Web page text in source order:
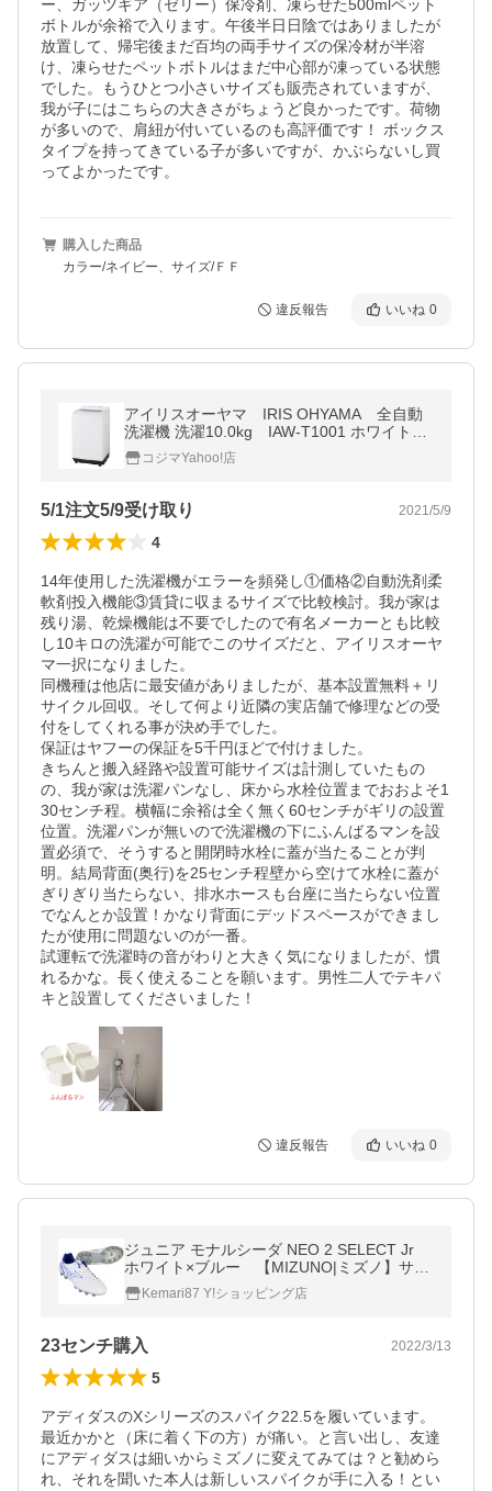
ー、ガッツギア（ゼリー）保冷剤、凍らせた500mlペット
ボトルが余裕で入ります。午後半日日陰ではありましたが
放置して、帰宅後まだ百均の両手サイズの保冷材が半溶
け、凍らせたペットボトルはまだ中心部が凍っている状態
でした。もうひとつ小さいサイズも販売されていますが、
我が子にはこちらの大きさがちょうど良かったです。荷物
が多いので、肩紐が付いているのも高評価です！ ボックス
タイプを持ってきている子が多いですが、かぶらないし買
ってよかったです。
購入した商品
カラー/ネイビー、サイズ/ＦＦ
違反報告 いいね 0
アイリスオーヤマ IRIS OHYAMA 全自動
洗濯機 洗濯10.0kg IAW-T1001 ホワイト
（標準設置無料）
コジマYahoo!店
5/1注文5/9受け取り 2021/5/9
4
14年使用した洗濯機がエラーを頻発し①価格②自動洗剤柔
軟剤投入機能③賃貸に収まるサイズで比較検討。我が家は
残り湯、乾燥機能は不要でしたので有名メーカーとも比較
し10キロの洗濯が可能でこのサイズだと、アイリスオーヤ
マ一択になりました。
同機種は他店に最安値がありましたが、基本設置無料＋リ
サイクル回収。そして何より近隣の実店舗で修理などの受
付をしてくれる事が決め手でした。
保証はヤフーの保証を5千円ほどで付けました。
きちんと搬入経路や設置可能サイズは計測していたもの
の、我が家は洗濯パンなし、床から水栓位置までおおよそ1
30センチ程。横幅に余裕は全く無く60センチがギリの設置
位置。洗濯パンが無いので洗濯機の下にふんばるマンを設
置必須で、そうすると開閉時水栓に蓋が当たることが判
明。結局背面(奥行)を25センチ程壁から空けて水栓に蓋が
ぎりぎり当たらない、排水ホースも台座に当たらない位置
でなんとか設置！かなり背面にデッドスペースができまし
たが使用に問題ないのが一番。
試運転で洗濯時の音がわりと大きく気になりましたが、慣
れるかな。長く使えることを願います。男性二人でテキパ
キと設置してくださいました！
違反報告 いいね 0
ジュニア モナルシーダ NEO 2 SELECT Jr
ホワイト×ブルー 【MIZUNO|ミズノ】サッ
カージュニアスパイクp1gb222525
Kemari87 Y!ショッピング店
23センチ購入 2022/3/13
5
アディダスのXシリーズのスパイク22.5を履いています。
最近かかと（床に着く下の方）が痛い。と言い出し、友達
にアディダスは細いからミズノに変えてみては？と勧めら
れ、それを聞いた本人は新しいスパイクが手に入る！とい